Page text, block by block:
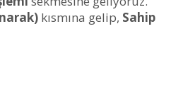
kısmına gelip, Sahip